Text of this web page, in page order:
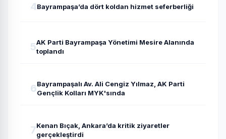
4Bayrampaşa’da dört koldan hizmet seferberliği
5AK Parti Bayrampaşa Yönetimi Mesire Alanında
toplandı
6Bayrampaşalı Av. Ali Cengiz Yılmaz, AK Parti
Gençlik Kolları MYK'sında
7Kenan Bıçak, Ankara’da kritik ziyaretler
gerçekleştirdi